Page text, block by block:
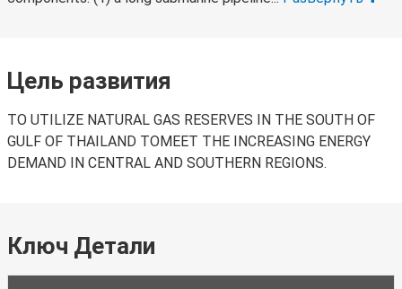
Цель развития
TO UTILIZE NATURAL GAS RESERVES IN THE SOUTH OF
GULF OF THAILAND TOMEET THE INCREASING ENERGY
DEMAND IN CENTRAL AND SOUTHERN REGIONS.
Ключ Детали